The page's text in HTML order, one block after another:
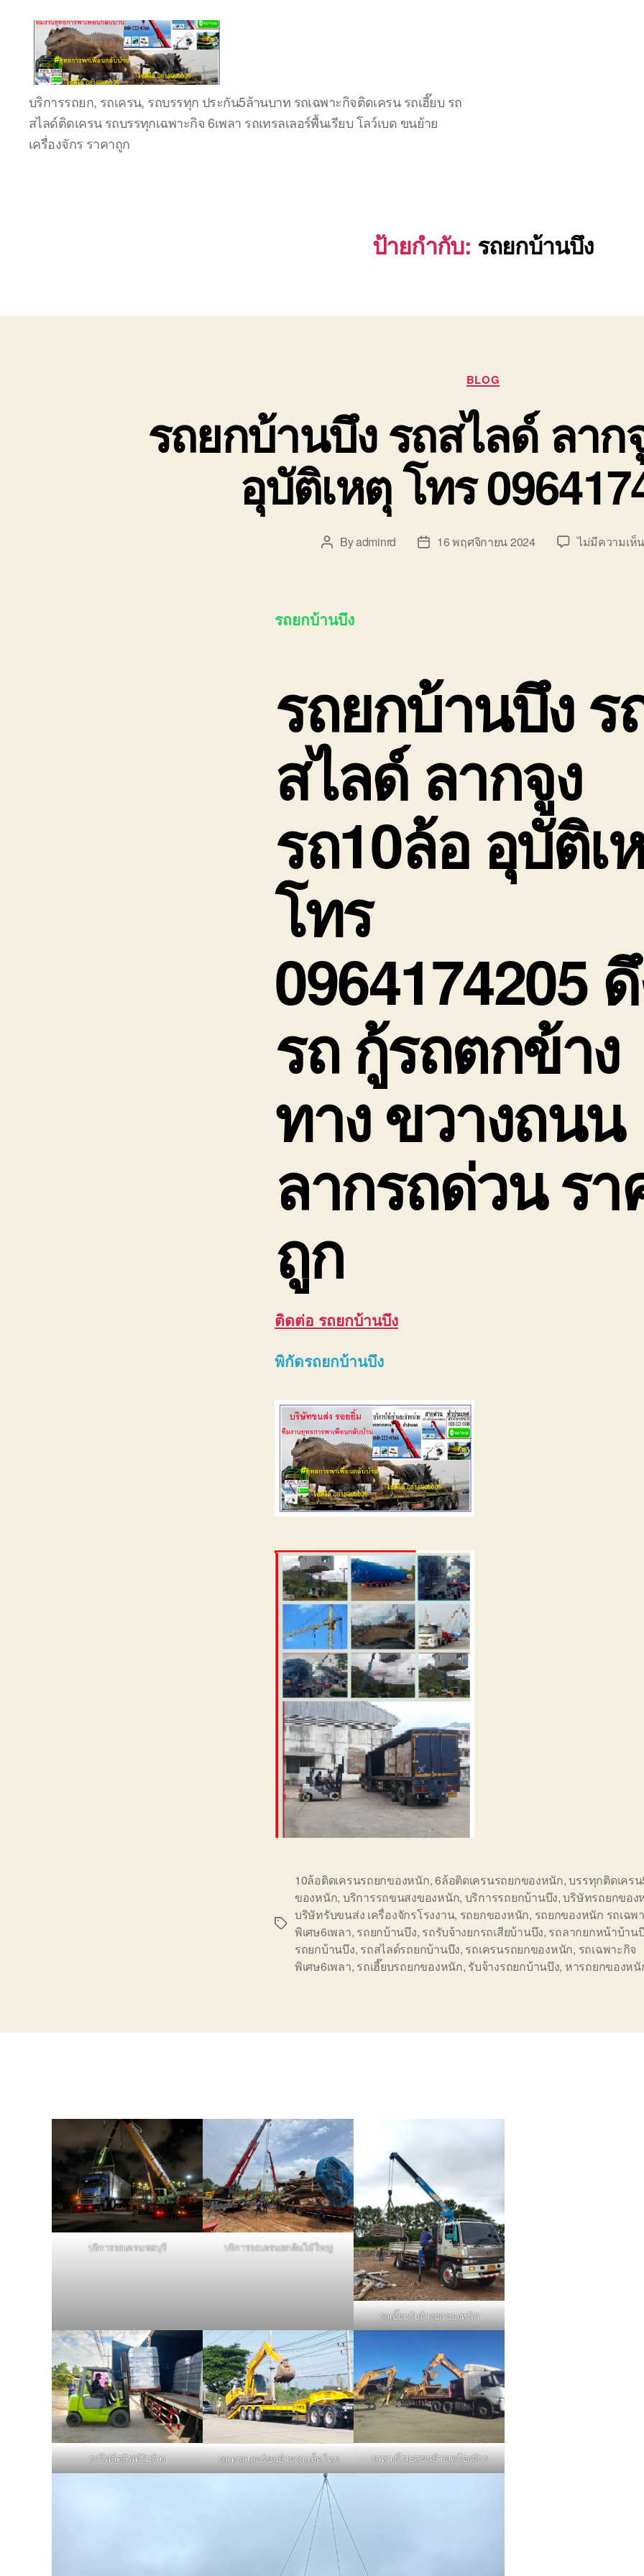
ชลบุรี
รถ
เครน
ยก
ของ
บริการรถยก, รถเครน, รถบรรทุก ประกัน5ล้านบาท รถเฉพาะกิจติดเครน รถเฮี๊ยบ รถ
สไลด์ติดเครน รถบรรทุกเฉพาะกิจ 6เพลา รถเทรลเลอร์พื้นเรียบ โลว์เบด ขนย้าย
เครื่องจักร ราคาถูก
ป้ายกำกับ: รถยกบ้านบึง
Categories
BLOG
รถยกบ้านบึง รถสไลด์ ลาก
อุบัติเหตุ โทร
PostByadminrd
Post16 พฤศจิกายน 2024 ไม่มีความเห็
รถยกบ้านบึง
รถยกบ้านบึงร
สไลด์ ลากจูง
รถ10ล้อ อุบัติเ
โทร
0964174205
รถ กู้รถตกข้าง
ทาง ขวางถนน
ลากรถด่วน รา
ถูก
ติดต่อ รถยกบ้านบึง
พิกัดรถยกบ้านบึง
Tags
10ล้อติดเครนรถยกของหนัก,6ล้อติดเครนรถยกของหนัก,บรรทุกติดเคร
ของหนัก, บริการรถขนสงของหนัก, บริการรถยกบ้านบึง,บริษัทรถยกของ
บริษัทรับขนส่ง เครื่องจักรโรงงาน, รถยกของหนัก, รถยกของหนัก รถเฉพ
พิเศษ6เพลา, รถยกบ้านบึง, รถรับจ้างยกรถเสียบ้านบึง, รถลากยกหน้าบ้าน
รถยกบ้านบึง, รถสไลด์รถยกบ้านบึง, รถเครนรถยกของหนัก, รถเฉพาะกิจ
พิเศษ6เพลา, รถเฮี๊ยบรถยกของหนัก, รับจ้างรถยกบ้านบึง, หารถยกของหนั
บริการรถเครนชลบุรี บริการรถเครนยกต้นไม้ใหญ่
รถเฮี๊ยบรับจ้างยกของหนัก
รถโฟล์คลิฟท์รับจ้าง รถเทรลเลอร์ขนย้ายรถแม็คโคร รถหางโรเบสขนย้ายเครื่องจักร